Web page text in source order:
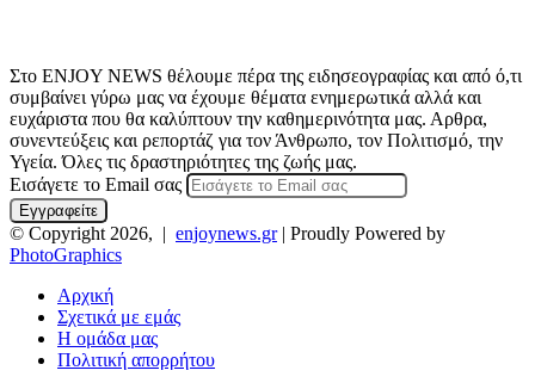
Στο ENJOY NEWS θέλουμε πέρα της ειδησεογραφίας και από ό,τι
συμβαίνει γύρω μας να έχουμε θέματα ενημερωτικά αλλά και
ευχάριστα που θα καλύπτουν την καθημερινότητα μας. Αρθρα,
συνεντεύξεις και ρεπορτάζ για τον Άνθρωπο, τον Πολιτισμό, την
Υγεία. Όλες τις δραστηριότητες της ζωής μας.
Εισάγετε το Email σας
© Copyright 2026, | enjoynews.gr| Proudly Powered by
PhotoGraphics
Αρχική
Σχετικά με εμάς
Η ομάδα μας
Πολιτική απορρήτου